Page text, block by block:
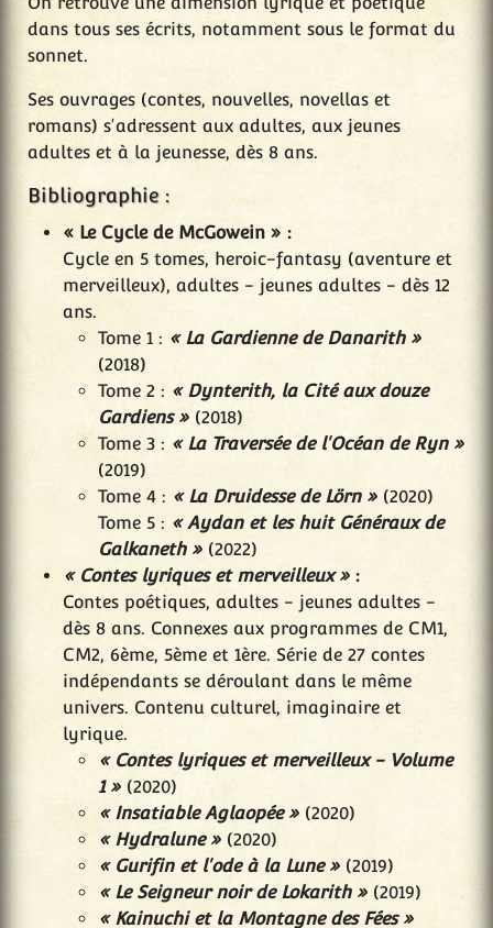
dans tous ses écrits, notamment sous le format du
sonnet.
Ses ouvrages (contes, nouvelles, novellas et
romans) s'adressent aux adultes, aux jeunes
adultes et à la jeunesse, dès 8 ans.
Bibliographie :
« Le Cycle de McGowein » :
Cycle en 5 tomes, heroic-fantasy (aventure et
merveilleux), adultes - jeunes adultes - dès 12
ans.
Tome 1 : « La Gardienne de Danarith »
(2018)
Tome 2 : « Dynterith, la Cité aux douze
Gardiens » (2018)
Tome 3 : « La Traversée de l'Océan de Ryn »
(2019)
Tome 4 : « La Druidesse de Lörn » (2020)
Tome 5 : « Aydan et les huit Généraux de
Galkaneth » (2022)
« Contes lyriques et merveilleux » :
Contes poétiques, adultes - jeunes adultes -
dès 8 ans. Connexes aux programmes de CM1,
CM2, 6ème, 5ème et 1ère. Série de 27 contes
indépendants se déroulant dans le même
univers. Contenu culturel, imaginaire et
lyrique.
« Contes lyriques et merveilleux - Volume
1 » (2020)
« Insatiable Aglaopée » (2020)
« Hydralune » (2020)
« Gurifin et l'ode à la Lune » (2019)
« Le Seigneur noir de Lokarith » (2019)
« Kainuchi et la Montagne des Fées »